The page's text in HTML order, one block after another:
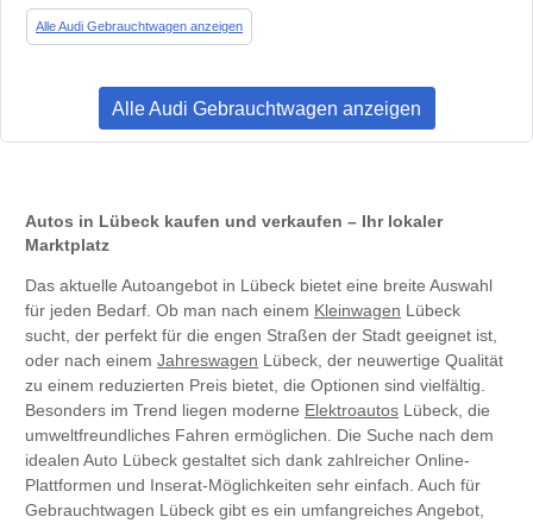
Alle Audi Gebrauchtwagen anzeigen
Alle Audi Gebrauchtwagen anzeigen
Autos in Lübeck kaufen und verkaufen – Ihr lokaler
Marktplatz
Das aktuelle Autoangebot in Lübeck bietet eine breite Auswahl
für jeden Bedarf. Ob man nach einem Kleinwagen Lübeck
sucht, der perfekt für die engen Straßen der Stadt geeignet ist,
oder nach einem Jahreswagen Lübeck, der neuwertige Qualität
zu einem reduzierten Preis bietet, die Optionen sind vielfältig.
Besonders im Trend liegen moderne Elektroautos Lübeck, die
umweltfreundliches Fahren ermöglichen. Die Suche nach dem
idealen Auto Lübeck gestaltet sich dank zahlreicher Online-
Plattformen und Inserat-Möglichkeiten sehr einfach. Auch für
Gebrauchtwagen Lübeck gibt es ein umfangreiches Angebot,